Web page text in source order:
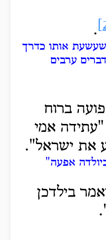
.
אותו כדרך
ערבים
ברוח
אמי
את ישראל".
אפעה"
בילדכן